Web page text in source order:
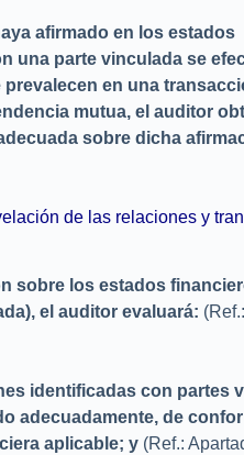
afirmado en los estados
una parte vinculada se
en una
mutua, el auditor
sobre dicha
de las relaciones y
sobre los estados
el auditor evaluará:
identificadas con partes
adecuadamente, de
aplicable; y (Ref.: